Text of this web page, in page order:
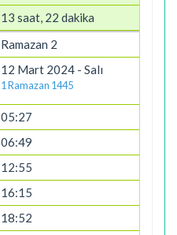
13 saat, 22 dakika
Ramazan 2
12 Mart 2024 - Salı
1 Ramazan 1445
05:27
06:49
12:55
16:15
18:52